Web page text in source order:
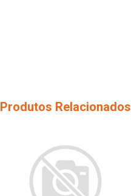
Produtos Relacionados